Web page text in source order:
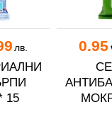
лв.
15
0.95